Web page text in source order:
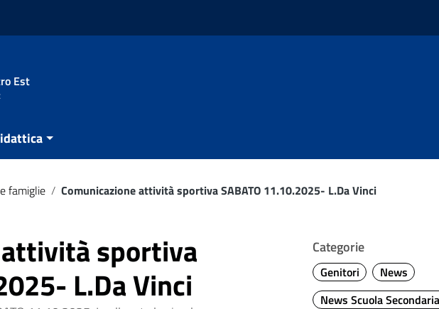
Est
famiglie / Comunicazione attività sportiva SABATO 11.10.2025- L.Da Vinci
sportiva
L.Da Vinci
Categorie
Genitori
News
News Scuola